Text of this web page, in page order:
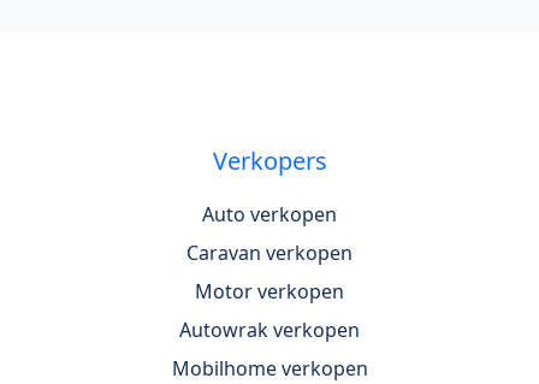
Verkopers
Auto verkopen
Caravan verkopen
Motor verkopen
Autowrak verkopen
Mobilhome verkopen